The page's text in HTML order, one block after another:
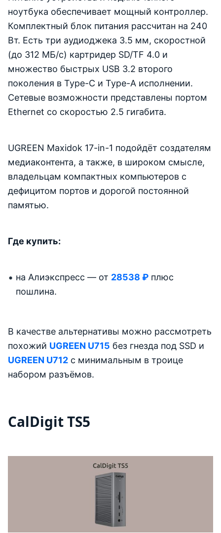
ноутбука обеспечивает мощный контроллер.
Комплектный блок питания рассчитан на 240
Вт. Есть три аудиоджека 3.5 мм, скоростной
(до 312 МБ/с) картридер SD/TF 4.0 и
множество быстрых USB 3.2 второго
поколения в Type-C и Type-A исполнении.
Сетевые возможности представлены портом
Ethernet со скоростью 2.5 гигабита.
UGREEN Maxidok 17-in-1 подойдёт создателям
медиаконтента, а также, в широком смысле,
владельцам компактных компьютеров с
дефицитом портов и дорогой постоянной
памятью.
Где купить:
на Алиэкспресс — от 28538 ₽ плюс
пошлина.
В качестве альтернативы можно рассмотреть
похожий UGREEN U715 без гнезда под SSD и
UGREEN U712 с минимальным в троице
набором разъёмов.
CalDigit TS5